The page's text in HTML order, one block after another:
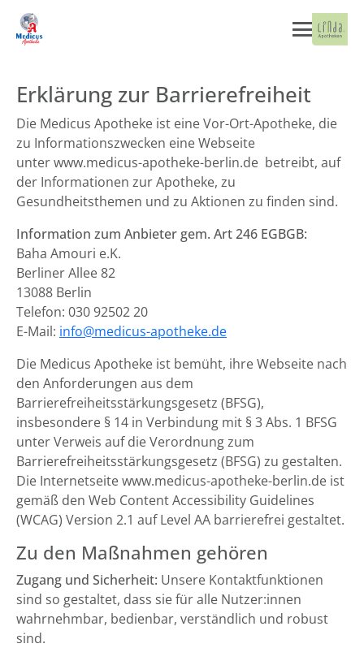
Erklärung zur Barrierefreiheit
Die Medicus Apotheke ist eine Vor-Ort-Apotheke, die
zu Informationszwecken eine Webseite
unter www.medicus-apotheke-berlin.de betreibt, auf
der Informationen zur Apotheke, zu
Gesundheitsthemen und zu Aktionen zu finden sind.
Information zum Anbieter gem. Art 246 EGBGB:
Baha Amouri e.K.
Berliner Allee 82
13088 Berlin
Telefon: 030 92502 20
E-Mail: info@medicus-apotheke.de
Die Medicus Apotheke ist bemüht, ihre Webseite nach
den Anforderungen aus dem
Barrierefreiheitsstärkungsgesetz (BFSG),
insbesondere § 14 in Verbindung mit § 3 Abs. 1 BFSG
unter Verweis auf die Verordnung zum
Barrierefreiheitsstärkungsgesetz (BFSG) zu gestalten.
Die Internetseite www.medicus-apotheke-berlin.de ist
gemäß den Web Content Accessibility Guidelines
(WCAG) Version 2.1 auf Level AA barrierefrei gestaltet.
Zu den Maßnahmen gehören
Zugang und Sicherheit: Unsere Kontaktfunktionen
sind so gestaltet, dass sie für alle Nutzer:innen
wahrnehmbar, bedienbar, verständlich und robust
sind.